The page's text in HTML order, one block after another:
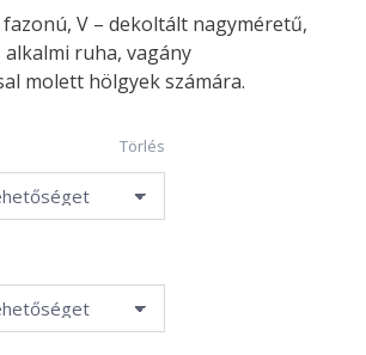
V – dekoltált nagyméretű,
ruha, vagány
molett hölgyek számára.
Törlés